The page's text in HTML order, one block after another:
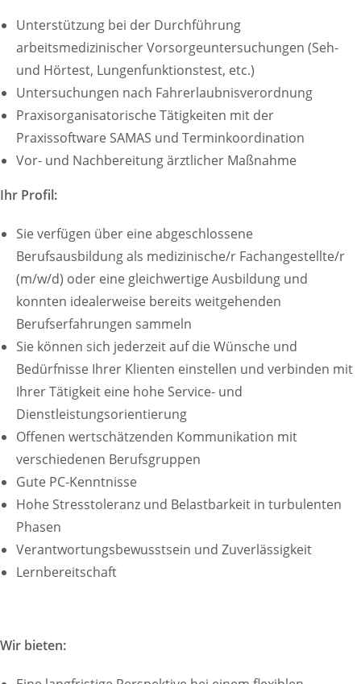
Unterstützung bei der Durchführung
arbeitsmedizinischer Vorsorgeuntersuchungen (Seh-
und Hörtest, Lungenfunktionstest, etc.)
Untersuchungen nach Fahrerlaubnisverordnung
Praxisorganisatorische Tätigkeiten mit der
Praxissoftware SAMAS und Terminkoordination
Vor- und Nachbereitung ärztlicher Maßnahme
Ihr Profil:
Sie verfügen über eine abgeschlossene
Berufsausbildung als medizinische/r Fachangestellte/r
(m/w/d) oder eine gleichwertige Ausbildung und
konnten idealerweise bereits weitgehenden
Berufserfahrungen sammeln
Sie können sich jederzeit auf die Wünsche und
Bedürfnisse Ihrer Klienten einstellen und verbinden mit
Ihrer Tätigkeit eine hohe Service- und
Dienstleistungsorientierung
Offenen wertschätzenden Kommunikation mit
verschiedenen Berufsgruppen
Gute PC-Kenntnisse
Hohe Stresstoleranz und Belastbarkeit in turbulenten
Phasen
Verantwortungsbewusstsein und Zuverlässigkeit
Lernbereitschaft
Wir bieten: